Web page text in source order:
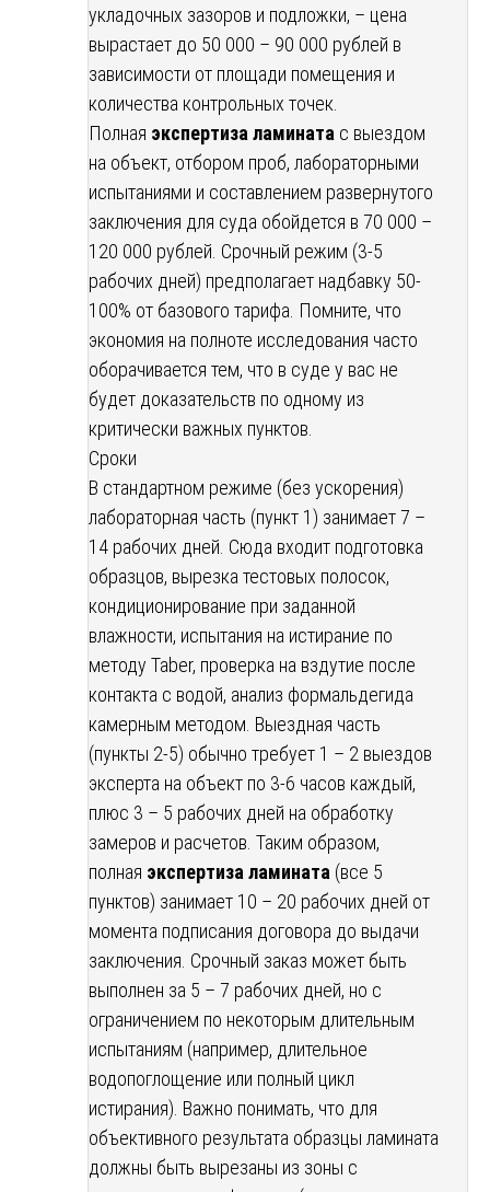
укладочных зазоров и подложки, – цена
вырастает до 50 000 – 90 000 рублей в
зависимости от площади помещения и
количества контрольных точек.
Полная экспертиза ламината с выездом
на объект, отбором проб, лабораторными
испытаниями и составлением развернутого
заключения для суда обойдется в 70 000 –
120 000 рублей. Срочный режим (3-5
рабочих дней) предполагает надбавку 50-
100% от базового тарифа. Помните, что
экономия на полноте исследования часто
оборачивается тем, что в суде у вас не
будет доказательств по одному из
критически важных пунктов.
Сроки
В стандартном режиме (без ускорения)
лабораторная часть (пункт 1) занимает 7 –
14 рабочих дней. Сюда входит подготовка
образцов, вырезка тестовых полосок,
кондиционирование при заданной
влажности, испытания на истирание по
методу Taber, проверка на вздутие после
контакта с водой, анализ формальдегида
камерным методом. Выездная часть
(пункты 2-5) обычно требует 1 – 2 выездов
эксперта на объект по 3-6 часов каждый,
плюс 3 – 5 рабочих дней на обработку
замеров и расчетов. Таким образом,
полная экспертиза ламината (все 5
пунктов) занимает 10 – 20 рабочих дней от
момента подписания договора до выдачи
заключения. Срочный заказ может быть
выполнен за 5 – 7 рабочих дней, но с
ограничением по некоторым длительным
испытаниям (например, длительное
водопоглощение или полный цикл
истирания). Важно понимать, что для
объективного результата образцы ламината
должны быть вырезаны из зоны с